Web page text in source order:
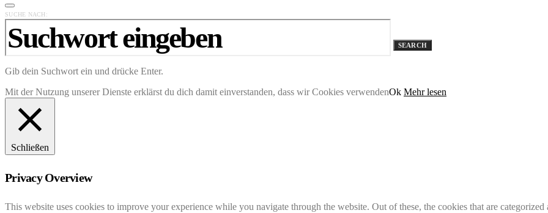
SUCHE NACH:
SEARCH
Gib dein Suchwort ein und drücke Enter.
Mit der Nutzung unserer Dienste erklärst du dich damit einverstanden, dass wir Cookies verwendenOk Mehr lesen
Schließen
Privacy Overview
This website uses cookies to improve your experience while you navigate through the website. Out of these, the cookies that are categorized